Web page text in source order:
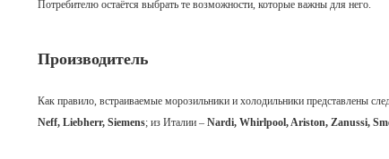
Потребителю остаётся выбрать те возможности, которые важны для него.
Производитель
Как правило, встраиваемые морозильники и холодильники представлены
Neff, Liebherr, Siemens; из Италии – Nardi, Whirlpool, Ariston, Zanussi,